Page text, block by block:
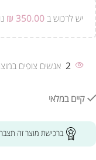
יש לרכוש ב ₪ 350.00
2 אנשים צופים
קיים במלאי
ברכישת מוצר זה